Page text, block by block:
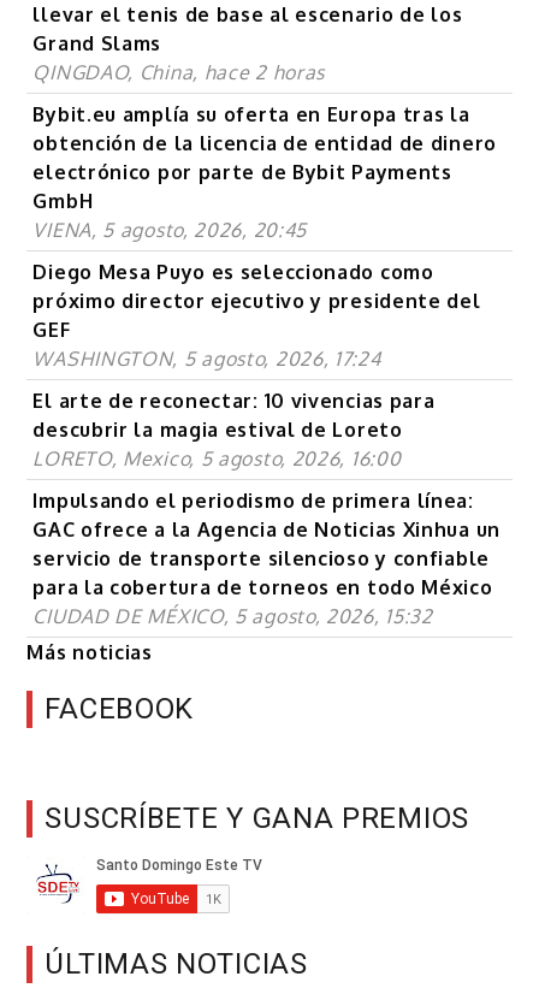
llevar el tenis de base al escenario de los
Grand Slams
QINGDAO, China, hace 2 horas
Bybit.eu amplía su oferta en Europa tras la
obtención de la licencia de entidad de dinero
electrónico por parte de Bybit Payments
GmbH
VIENA, 5 agosto, 2026, 20:45
Diego Mesa Puyo es seleccionado como
próximo director ejecutivo y presidente del
GEF
WASHINGTON, 5 agosto, 2026, 17:24
El arte de reconectar: 10 vivencias para
descubrir la magia estival de Loreto
LORETO, Mexico, 5 agosto, 2026, 16:00
Impulsando el periodismo de primera línea:
GAC ofrece a la Agencia de Noticias Xinhua un
servicio de transporte silencioso y confiable
para la cobertura de torneos en todo México
CIUDAD DE MÉXICO, 5 agosto, 2026, 15:32
Más noticias
FACEBOOK
SUSCRÍBETE Y GANA PREMIOS
ÚLTIMAS NOTICIAS